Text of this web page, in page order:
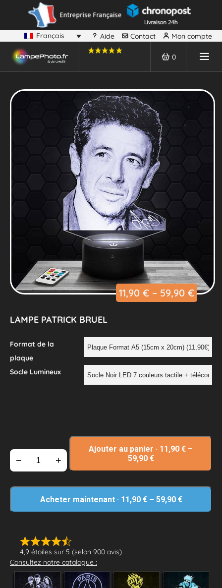
Français Aide Contact Mon compte
0
11,90 € – 59,90 €
LAMPE PATRICK BRUEL
4,9 étoiles sur 5 (selon 900 avis)
Consultez notre catalogue :
Format de la
plaque
Socle Lumineux
− +
Ajouter au panier · 11,90 € –
59,90 €
Acheter maintenant · 11,90 €– 59,90 €